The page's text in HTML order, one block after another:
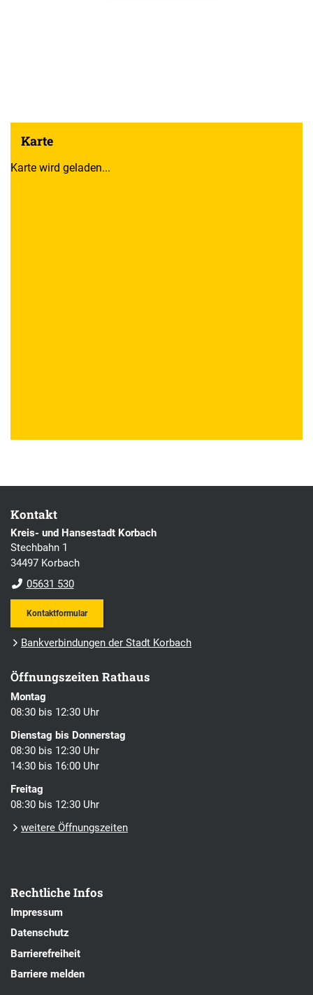
Karte
Karte wird geladen...
Kontakt
Kreis- und Hansestadt Korbach
Stechbahn 1
34497 Korbach
05631 530
Kontaktformular
Bankverbindungen der Stadt Korbach
Öffnungszeiten Rathaus
Montag
08:30 bis 12:30 Uhr
Dienstag bis Donnerstag
08:30 bis 12:30 Uhr
14:30 bis 16:00 Uhr
Freitag
08:30 bis 12:30 Uhr
weitere Öffnungszeiten
Rechtliche Infos
Impressum
Datenschutz
Barrierefreiheit
Barriere melden